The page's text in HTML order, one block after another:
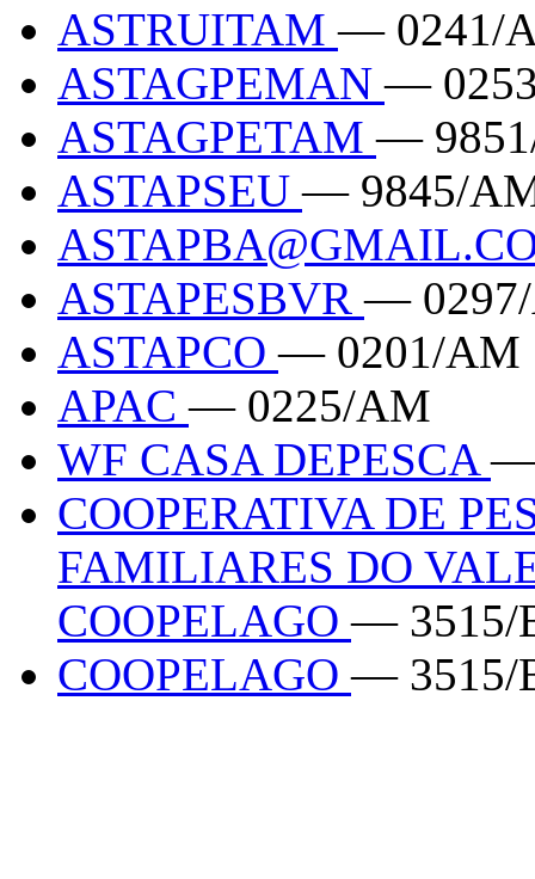
ASTRUITAM— 0241/
ASTAGPEMAN—
ASTAGPETAM—
ASTAPSEU— 9845/
ASTAPESBVR—
ASTAPCO— 0201/AM
APAC— 0225/AM
WF CASA DEPESCA—
COOPERATIVA DE
FAMILIARES DO
COOPELAGO— 3515/
COOPELAGO— 3515/